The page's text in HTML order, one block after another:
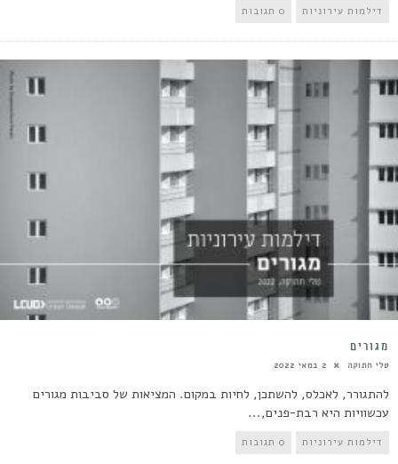
דילמות עירוניות 0 תגובות
מגורים
טלי חתוקה 2 במאי 2022
להתגורר, לאכלס, להשתכן, לחיות במקום. המציאות של סביבות מגורים
עכשוויות היא רבת-פנים,...
דילמות עירוניות 0 תגובות